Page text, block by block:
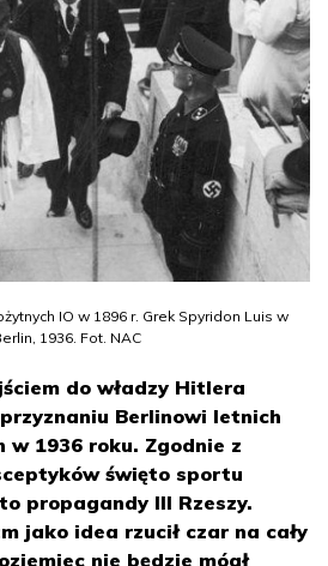
IO w 1896 r. Grek Spyridon Luis w
1936. Fot. NAC
do władzy Hitlera
Berlinowi letnich
1936 roku. Zgodnie z
święto sportu
propagandy III Rzeszy.
jako idea rzucił czar na cały
nie będzie mógł